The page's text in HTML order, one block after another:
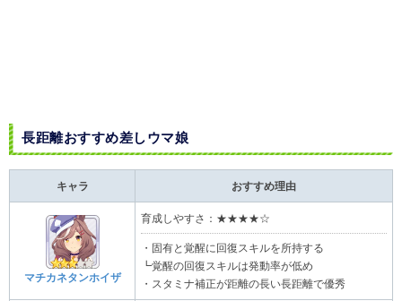
長距離おすすめ差しウマ娘​
キャラ おすすめ理由
マチカネタンホイザ
育成しやすさ：★★★★☆
・固有と覚醒に回復スキルを所持する
┗覚醒の回復スキルは発動率が低め
・スタミナ補正が距離の長い長距離で優秀